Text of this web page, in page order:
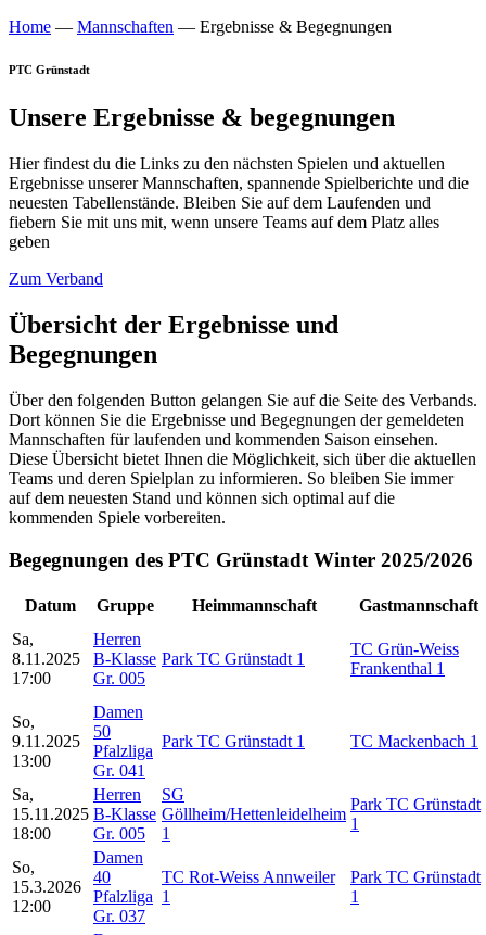
Home — Mannschaften — Ergebnisse & Begegnungen
PTC Grünstadt
Unsere Ergebnisse & begegnungen
Hier findest du die Links zu den nächsten Spielen und aktuellen
Ergebnisse unserer Mannschaften, spannende Spielberichte und die
neuesten Tabellenstände. Bleiben Sie auf dem Laufenden und
fiebern Sie mit uns mit, wenn unsere Teams auf dem Platz alles
geben
Zum Verband
Übersicht der Ergebnisse und
Begegnungen
Über den folgenden Button gelangen Sie auf die Seite des Verbands.
Dort können Sie die Ergebnisse und Begegnungen der gemeldeten
Mannschaften für laufenden und kommenden Saison einsehen.
Diese Übersicht bietet Ihnen die Möglichkeit, sich über die aktuellen
Teams und deren Spielplan zu informieren. So bleiben Sie immer
auf dem neuesten Stand und können sich optimal auf die
kommenden Spiele vorbereiten.
Begegnungen des PTC Grünstadt Winter 2025/2026
Datum Gruppe Heimmannschaft
Gastmannschaft
Sa,
8.11.2025
17:00
Herren
B-Klasse
Gr. 005
Park TC Grünstadt 1
TC Grün-Weiss
Frankenthal 1
So,
9.11.2025
13:00
Damen
50
Pfalzliga
Gr. 041
Park TC Grünstadt 1 TC Mackenbach 1
Sa,
15.11.2025
18:00
Herren
B-Klasse
Gr. 005
SG
Göllheim/Hettenleidelheim
1
Park TC Grünstadt
1
So,
15.3.2026
12:00
Damen
40
Pfalzliga
Gr. 037
TC Rot-Weiss Annweiler
1
Park TC Grünstadt
1